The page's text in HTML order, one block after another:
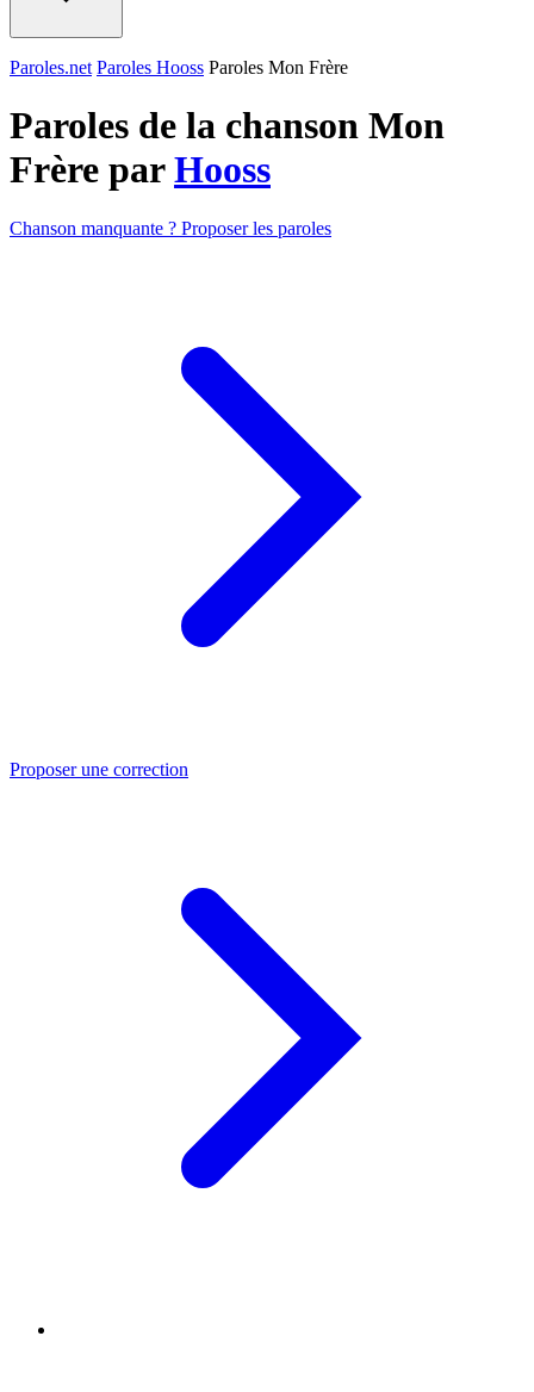
Paroles.net Paroles Hooss Paroles Mon Frère
Paroles de la chanson Mon
Frère parHooss
Chanson manquante ? Proposer les paroles
Proposer une correction